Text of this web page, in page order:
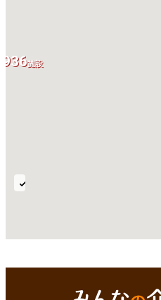
936施設